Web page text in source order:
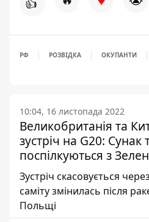
👍
РФ РОЗВІДКА ОКУПАНТИ
10:04, 16 листопада 2022
Великобританія та
зустріч на G20:
поспілкуються з
Зустріч скасовується
саміту змінилась після
Польщі